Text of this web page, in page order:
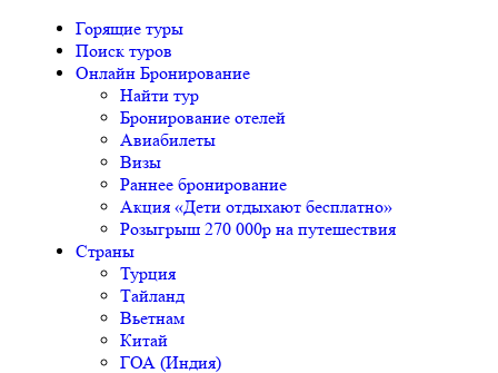
Горящие туры
Поиск туров
Онлайн Бронирование
Найти тур
Бронирование отелей
Авиабилеты
Визы
Раннее бронирование
Акция «Дети отдыхают бесплатно»
Розыгрыш 270 000р на путешествия
Страны
Турция
Тайланд
Вьетнам
Китай
ГОА (Индия)